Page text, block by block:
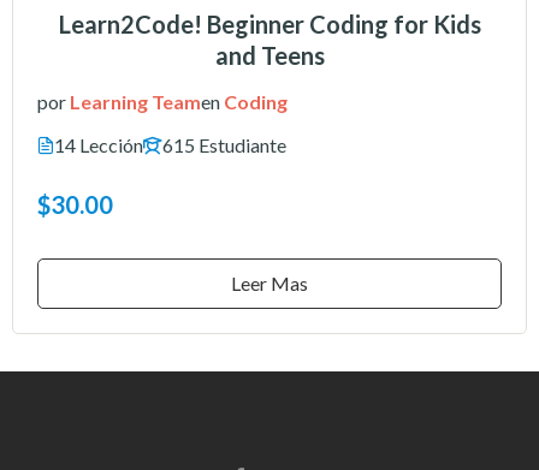
Learn2Code! Beginner Coding for Kids
and Teens
por Learning Teamen Coding
14 Lección
615 Estudiante
$30.00
Leer Mas